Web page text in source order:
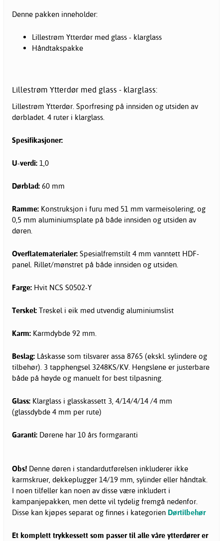
Denne pakken inneholder:
Lillestrøm Ytterdør med glass - klarglass
Håndtakspakke
Lillestrøm Ytterdør med glass - klarglass:
Lillestrøm Ytterdør. Sporfresing på innsiden og utsiden av
dørbladet. 4 ruter i klarglass.
Spesifikasjoner:
U-verdi: 1,0
Dørblad: 60 mm
Ramme: Konstruksjon i furu med 51 mm varmeisolering, og
0,5 mm aluminiumsplate på både innsiden og utsiden av
døren.
Overflatematerialer: Spesialfremstilt 4 mm vanntett HDF-
panel. Rillet/mønstret på både innsiden og utsiden.
Farge: Hvit NCS S0502-Y
Terskel: Treskel i eik med utvendig aluminiumslist
Karm: Karmdybde 92 mm.
Beslag: Låskasse som tilsvarer assa 8765 (ekskl. sylindere og
tilbehør). 3 tapphengsel 3248KS/KV. Hengslene er justerbare
både på høyde og manuelt for best tilpasning.
Glass: Klarglass i glasskassett 3, 4/14/4/14 /4 mm
(glassdybde 4 mm per rute)
Garanti: Dørene har 10 års formgaranti
Obs! Denne døren i standardutførelsen inkluderer ikke
karmskruer, dekkeplugger 14/19 mm, sylinder eller håndtak.
I noen tilfeller kan noen av disse være inkludert i
kampanjepakken, men dette vil tydelig fremgå nedenfor.
Disse kan kjøpes separat og finnes i kategorien Dørtilbehør
Et komplett trykkessett som passer til alle våre ytterdører er